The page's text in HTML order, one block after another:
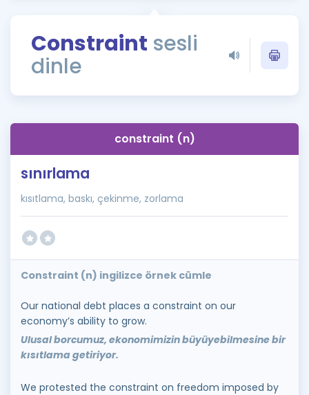
Rehberlik Aracı
ÖSYM Sınav Takvimi
İngilizce Gramer
Constraint sesli
dinle
constraint (n)
sınırlama
kısıtlama, baskı, çekinme, zorlama
Constraint (n) ingilizce örnek cümle
Our national debt places a constraint on our
economy’s ability to grow.
Ulusal borcumuz, ekonomimizin büyüyebilmesine bir
kısıtlama getiriyor.
We protested the constraint on freedom imposed by